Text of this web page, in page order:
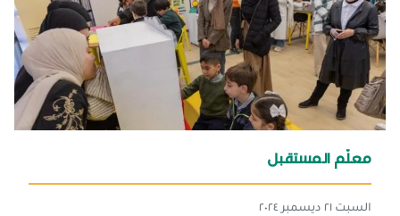
معلّم المستقبل
السبت ٢١ ديسمبر ٢٠٢٤